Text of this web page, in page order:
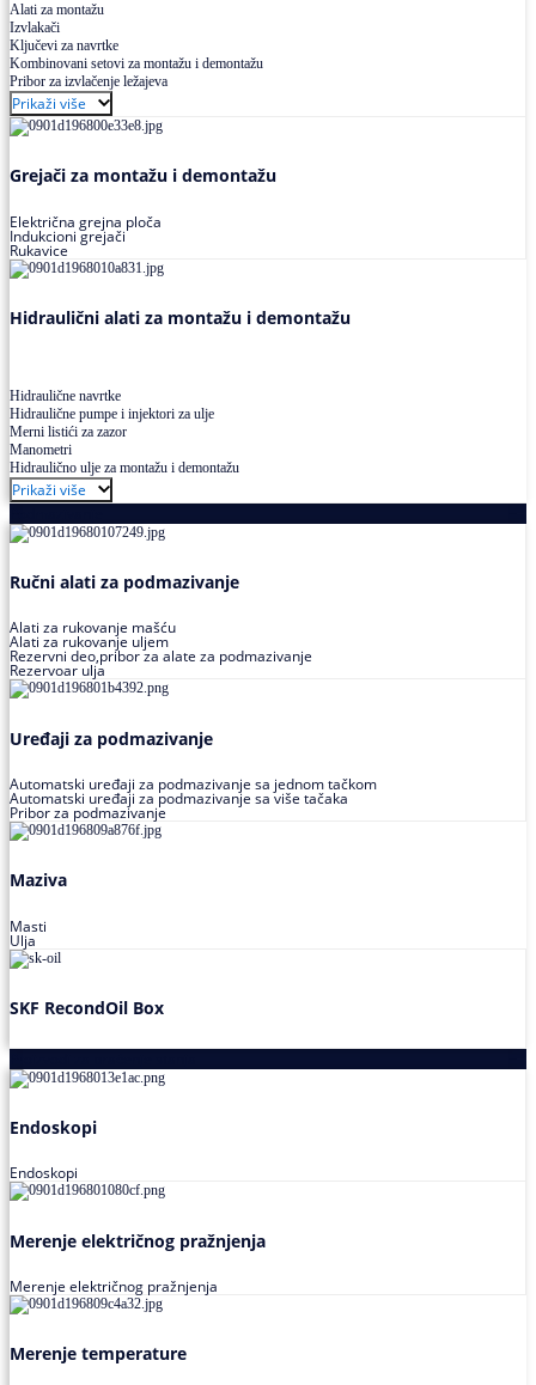
Alati za montažu
Izvlakači
Ključevi za navrtke
Kombinovani setovi za montažu i demontažu
Pribor za izvlačenje ležajeva
Prikaži više
Grejači za montažu i demontažu
Električna grejna ploča
Indukcioni grejači
Rukavice
Hidraulični alati za montažu i demontažu
Hidraulične navrtke
Hidraulične pumpe i injektori za ulje
Merni listići za zazor
Manometri
Hidraulično ulje za montažu i demontažu
Prikaži više
Ručni alati za podmazivanje
Alati za rukovanje mašću
Alati za rukovanje uljem
Rezervni deo,pribor za alate za podmazivanje
Rezervoar ulja
Uređaji za podmazivanje
Automatski uređaji za podmazivanje sa jednom tačkom
Automatski uređaji za podmazivanje sa više tačaka
Pribor za podmazivanje
Maziva
Masti
Ulja
SKF RecondOil Box
Endoskopi
Endoskopi
Merenje električnog pražnjenja
Merenje električnog pražnjenja
Merenje temperature